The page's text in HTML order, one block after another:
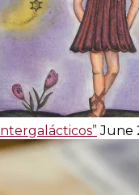
Intergalácticos” June